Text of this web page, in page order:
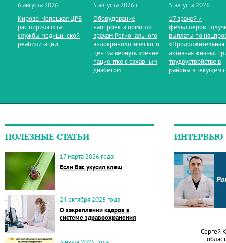
6 августа 2026 г.
Кирово‑Чепецкая ЦРБ
расширила штат
службы медицинской
реабилитации
5 августа 2026 г.
Оборудование
нацпроекта помогло
врачам Регионального
эндокринологического
центра вернуть зрение
пациентке с сахарным
диабетом
5 августа 2026 г.
17 врачей и
фельдшеров
выплаты по
«Продолжительная
активная жизнь»
трудоустройстве в
районы в текущем
ПОЛЕЗНЫЕ СТАТЬИ
17 марта 2026 года
Если Вас укусил клещ
24 октября 2025 года
О закреплении кадров в
системе здравоохранения
ИНТЕРВЬЮ
Сергей